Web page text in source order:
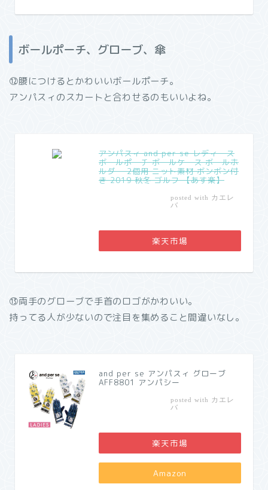
ボールポーチ、グローブ、傘
⑫腰につけるとかわいいボールポーチ。
アンパスィのスカートと合わせるのもいいよね。
アンパスィ and per se レディース
ボールポーチ ボールケース ボールホ
ルダー 2個用 ニット素材 ボンボン付
き 2019 秋冬 ゴルフ 【あす楽】
posted with カエレ
バ
楽天市場
⑬両手のグローブで手首のロゴがかわいい。
持ってる人が少ないので注目を集めること間違いなし。
and per se アンパスィ グローブ
AFF8801 アンパシー
posted with カエレ
バ
楽天市場
Amazon